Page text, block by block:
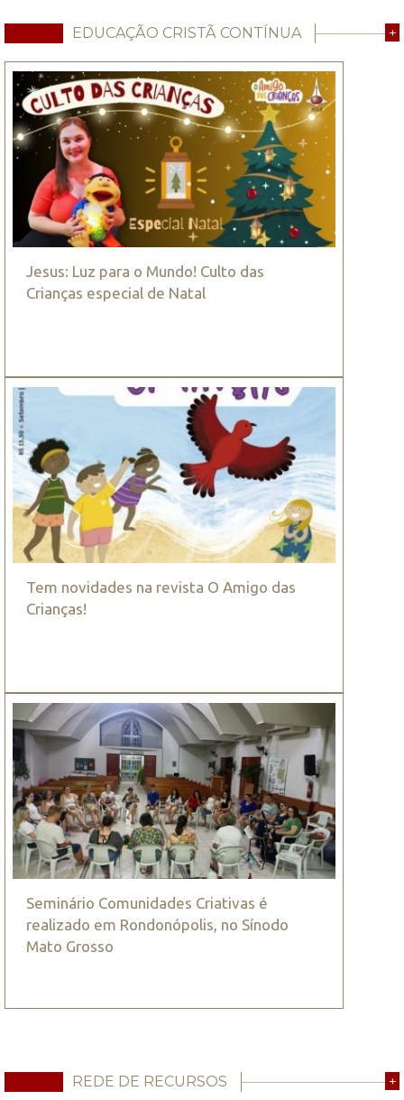
EDUCAÇÃO CRISTÃ CONTÍNUA +
Jesus: Luz para o Mundo! Culto das
Crianças especial de Natal
Tem novidades na revista O Amigo das
Crianças!
Seminário Comunidades Criativas é
realizado em Rondonópolis, no Sínodo
Mato Grosso
REDE DE RECURSOS +